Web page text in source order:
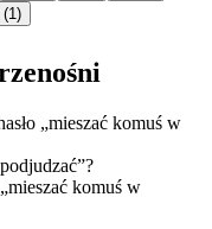
(1)
„mieszać komuś w
komuś w